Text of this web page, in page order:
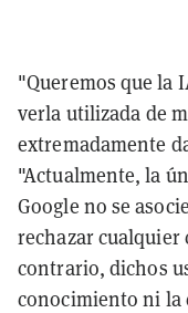
"Queremos que la
verla utilizada de
extremadamente
"Actualmente, la
Google no se
rechazar cualquier
contrario, dichos
conocimiento ni la